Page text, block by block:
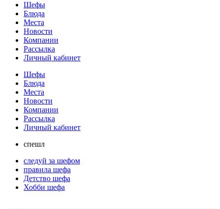
Шефы
Блюда
Места
Новости
Компании
Рассылка
Личный кабинет
Шефы
Блюда
Места
Новости
Компании
Рассылка
Личный кабинет
спешл
следуй за шефом
правила шефа
Детство шефа
Хобби шефа